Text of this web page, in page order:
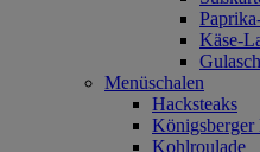
Menüschalen
Hacksteaks
Königsberger
Kohlroulade